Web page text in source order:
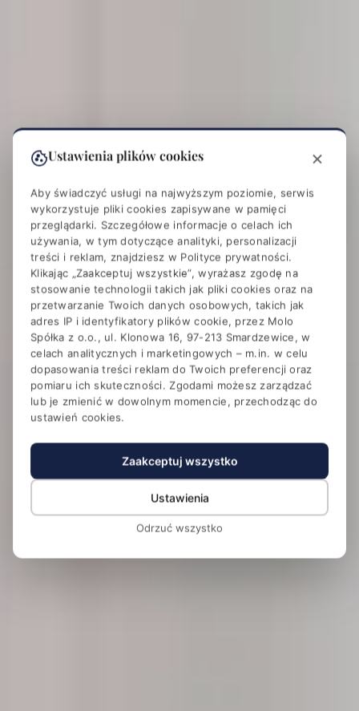
Hotel Magellan Business &
SPA
Konferencje i SPA w otoczeniu lasu przy Zalewie
Sulejowskim
Ustawienia plików cookies
Aby świadczyć usługi na najwyższym poziomie, serwis
wykorzystuje pliki cookies zapisywane w pamięci
przeglądarki. Szczegółowe informacje o celach ich
używania, w tym dotyczące analityki, personalizacji
treści i reklam, znajdziesz w Polityce prywatności.
Klikając „Zaakceptuj wszystkie”, wyrażasz zgodę na
stosowanie technologii takich jak pliki cookies oraz na
przetwarzanie Twoich danych osobowych, takich jak
adres IP i identyfikatory plików cookie, przez Molo
Spółka z o.o., ul. Klonowa 16, 97-213 Smardzewice, w
celach analitycznych i marketingowych – m.in. w celu
dopasowania treści reklam do Twoich preferencji oraz
pomiaru ich skuteczności. Zgodami możesz zarządzać
lub je zmienić w dowolnym momencie, przechodząc do
ustawień cookies.
Zaakceptuj wszystko
Ustawienia
Odrzuć wszystko